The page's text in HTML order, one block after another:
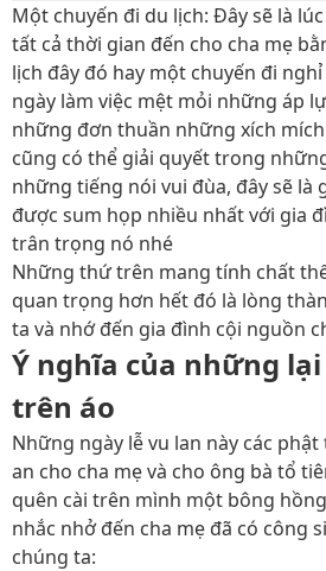
Một chuyến đi du lịch: Đây sẽ là
tất cả thời gian đến cho cha mẹ
lịch đây đó hay một chuyến đi
ngày làm việc mệt mỏi những áp
những đơn thuần những xích
cũng có thể giải quyết trong
những tiếng nói vui đùa, đây sẽ là
được sum họp nhiều nhất với gia
trân trọng nó nhé
Những thứ trên mang tính chất
quan trọng hơn hết đó là lòng
ta và nhớ đến gia đình cội nguồn
Ý nghĩa của những
trên áo
Những ngày lễ vu lan này các
an cho cha mẹ và cho ông bà tổ
quên cài trên mình một bông
nhắc nhở đến cha mẹ đã có công
chúng ta: